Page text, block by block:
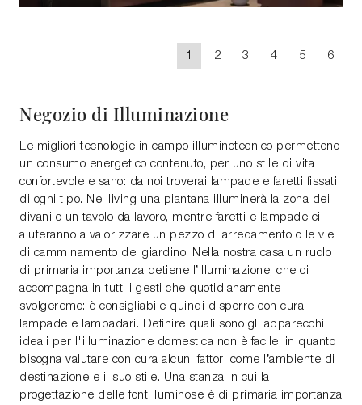
1 2 3 4 5 6
Negozio di Illuminazione
Le migliori tecnologie in campo illuminotecnico permettono
un consumo energetico contenuto, per uno stile di vita
confortevole e sano: da noi troverai lampade e faretti fissati
di ogni tipo. Nel living una piantana illuminerà la zona dei
divani o un tavolo da lavoro, mentre faretti e lampade ci
aiuteranno a valorizzare un pezzo di arredamento o le vie
di camminamento del giardino. Nella nostra casa un ruolo
di primaria importanza detiene l’Illuminazione, che ci
accompagna in tutti i gesti che quotidianamente
svolgeremo: è consigliabile quindi disporre con cura
lampade e lampadari. Definire quali sono gli apparecchi
ideali per l'illuminazione domestica non è facile, in quanto
bisogna valutare con cura alcuni fattori come l’ambiente di
destinazione e il suo stile. Una stanza in cui la
progettazione delle fonti luminose è di primaria importanza